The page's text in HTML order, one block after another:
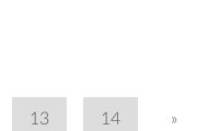
13 14 »